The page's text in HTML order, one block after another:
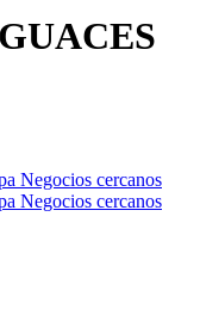
Negocios cercanos
Negocios cercanos